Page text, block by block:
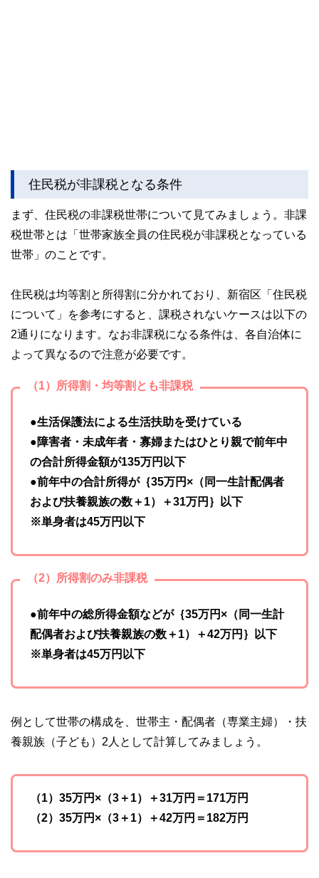
住民税が非課税となる条件
まず、住民税の非課税世帯について見てみましょう。非課
税世帯とは「世帯家族全員の住民税が非課税となっている
世帯」のことです。
住民税は均等割と所得割に分かれており、新宿区「住民税
について」を参考にすると、課税されないケースは以下の
2通りになります。なお非課税になる条件は、各自治体に
よって異なるので注意が必要です。
（1）所得割・均等割とも非課税
●生活保護法による生活扶助を受けている
●障害者・未成年者・寡婦またはひとり親で前年中
の合計所得金額が135万円以下
●前年中の合計所得が｛35万円×（同一生計配偶者
および扶養親族の数＋1）＋31万円｝以下
※単身者は45万円以下
（2）所得割のみ非課税
●前年中の総所得金額などが｛35万円×（同一生計
配偶者および扶養親族の数＋1）＋42万円｝以下
※単身者は45万円以下
例として世帯の構成を、世帯主・配偶者（専業主婦）・扶
養親族（子ども）2人として計算してみましょう。
（1）35万円×（3＋1）＋31万円＝171万円
（2）35万円×（3＋1）＋42万円＝182万円